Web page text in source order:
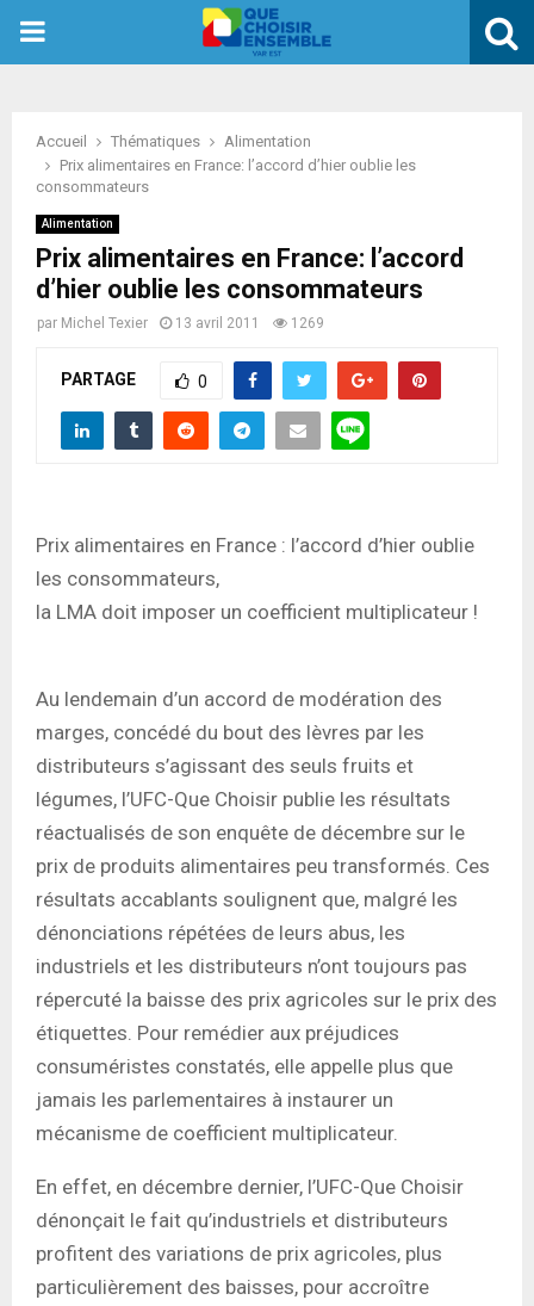
PRIMARY
Accueil Thématiques
Alimentation
Prix alimentaires en France: l’accord d’hier oublie les
consommateurs
Alimentation
Prix alimentaires en France: l’accord
d’hier oublie les consommateurs
par Michel Texier 13 avril 2011 1269
PARTAGE 0
Prix alimentaires en France : l’accord d’hier oublie
les consommateurs,
la LMA doit imposer un coefficient multiplicateur !
Au lendemain d’un accord de modération des
marges, concédé du bout des lèvres par les
distributeurs s’agissant des seuls fruits et
légumes, l’UFC-Que Choisir publie les résultats
réactualisés de son enquête de décembre sur le
prix de produits alimentaires peu transformés. Ces
résultats accablants soulignent que, malgré les
dénonciations répétées de leurs abus, les
industriels et les distributeurs n’ont toujours pas
répercuté la baisse des prix agricoles sur le prix des
étiquettes. Pour remédier aux préjudices
consuméristes constatés, elle appelle plus que
jamais les parlementaires à instaurer un
mécanisme de coefficient multiplicateur.
En effet, en décembre dernier, l’UFC-Que Choisir
dénonçait le fait qu’industriels et distributeurs
profitent des variations de prix agricoles, plus
particulièrement des baisses, pour accroître